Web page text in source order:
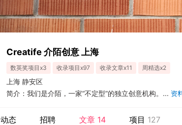
Creatife 介陌创意 上海
数英奖项目x3 收录项目x97 收录文章x11 周精选x2
上海 静安区
简介：我们是介陌，一家“不定型”的独立创意机构。... 资
动态 招聘 文章 14 项目 127